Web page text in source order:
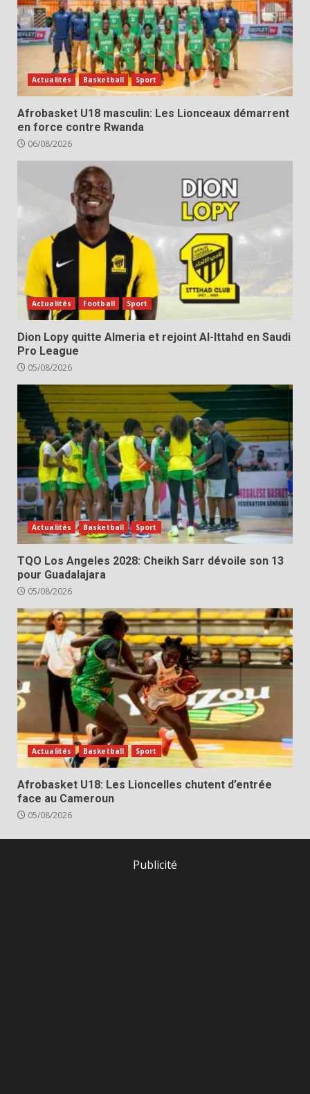
Actualités Basketball Sport
Afrobasket U18 masculin: Les Lionceaux démarrent
en force contre Rwanda
06/08/2026
Actualités Football Sport
Dion Lopy quitte Almeria et rejoint Al-Ittahd en Saudi
Pro League
05/08/2026
Actualités Basketball Sport
TQO Los Angeles 2028: Cheikh Sarr dévoile son 13
pour Guadalajara
05/08/2026
Actualités Basketball Sport
Afrobasket U18: Les Lioncelles chutent d’entrée
face au Cameroun
05/08/2026
Publicité